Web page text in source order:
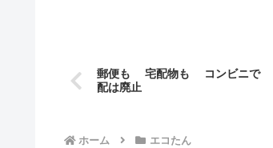
郵便も 宅配物も コンビニで
配は廃止
ホーム エコたん